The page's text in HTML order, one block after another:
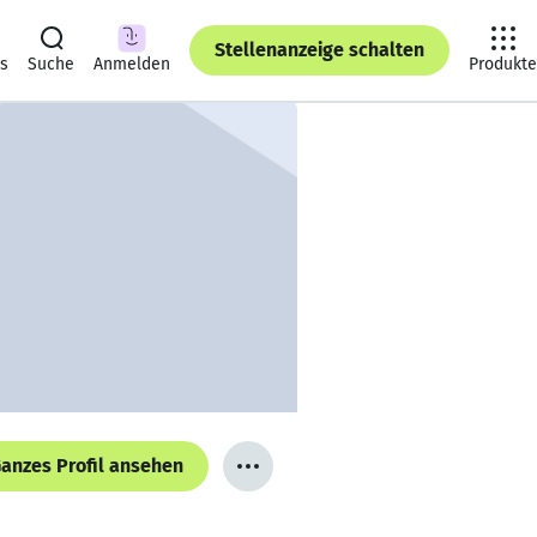
Suche Anmelden
Stellenanzeige schalten
Produkte
Profil ansehen